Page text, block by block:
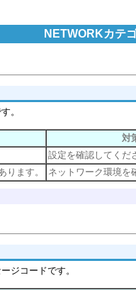
NETWORKカテ
。
対
設定を確認してくだ
ります。
ネットワーク環境を
ジコードです。